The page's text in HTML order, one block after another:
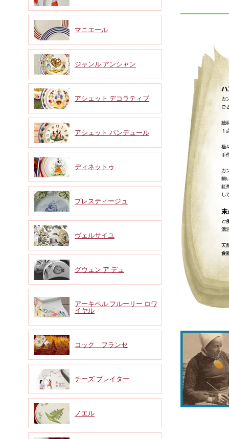
マニエール
ジャンル アンシャン
アシェット デコラティブ
アシェット パンデュール
ディネットゥ
プレスティージュ
ヴェルサイユ
グウェン ア デュ
アーキペル フルーリー ロワ
イヤル
コック フランセ
チーズ プレイター
ノエル